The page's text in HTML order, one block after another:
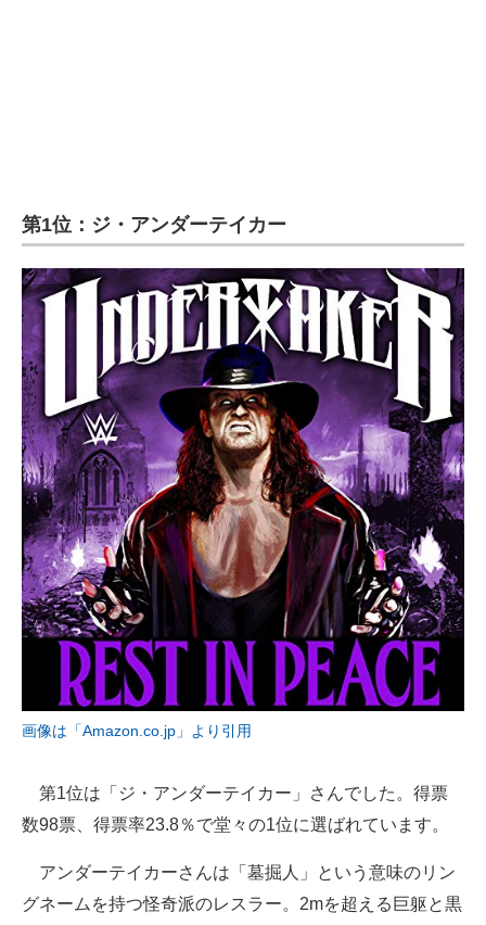
第1位：ジ・アンダーテイカー
画像は「Amazon.co.jp」より引用
第1位は「ジ・アンダーテイカー」さんでした。得票
数98票、得票率23.8％で堂々の1位に選ばれています。
アンダーテイカーさんは「墓掘人」という意味のリン
グネームを持つ怪奇派のレスラー。2mを超える巨躯と黒